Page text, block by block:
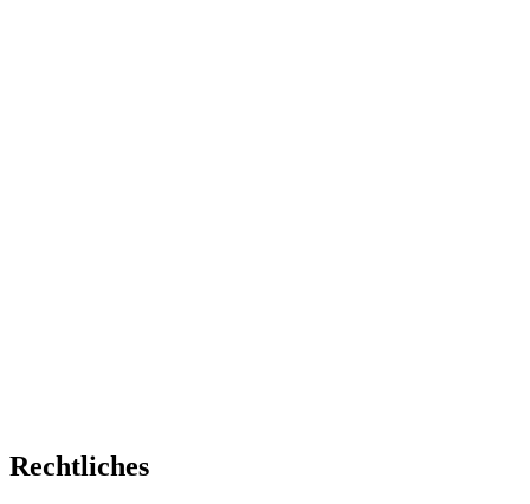
Rechtliches